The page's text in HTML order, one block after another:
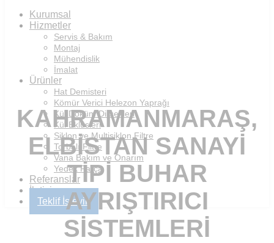
Kurumsal
Hizmetler
Servis & Bakım
Montaj
Mühendislik
İmalat
Ürünler
Hat Demisteri
Kömür Verici Helezon Yaprağı
Kül Döküm Dirsekleri
Kül Eklüsleri
Siklon ve Multisiklon Filtre
Torbalı Filtre
Vana Bakım ve Onarım
Yedek Parça
Referanslar
İletişim
Teklif İsteyin
KAHRAMANMARAŞ,
ELBISTAN SANAYI
TIPI BUHAR
AYRIŞTIRICI
SISTEMLERI